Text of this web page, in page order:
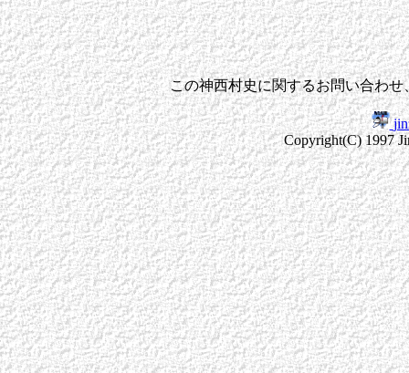
この神西村史に関するお問い合わ
Copyright(C) 1997